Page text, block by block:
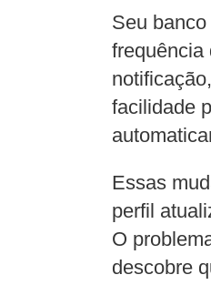
Seu
frequência
facilidade
Essas
perfil
O
descobre